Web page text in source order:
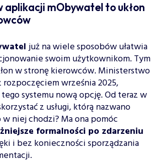
aplikacji mObywatel to ukłon
już na wiele sposobów ułatwia
swoim użytkownikom. Tym
w stronę kierowców. Ministerstwo
września 2025,
systemu nową opcję. Od teraz w
z usługi, którą nazwano
w niej chodzi? Ma ona pomóc
formalności po zdarzeniu
i bez konieczności sporządzania